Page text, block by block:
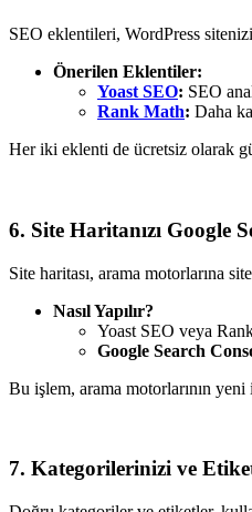
SEO eklentileri, WordPress
Önerilen Eklentiler:
Yoast SEO: SEO
Rank Math: Daha
Her iki eklenti de ücretsiz olarak
6. Site Haritanızı Google
Site haritası, arama motorlarına
Nasıl Yapılır?
Yoast SEO veya
Google Search
Bu işlem, arama motorlarının
7. Kategorilerinizi ve